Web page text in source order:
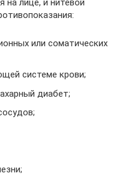
на лице, и нитевой
или соматических
системе крови;
диабет;